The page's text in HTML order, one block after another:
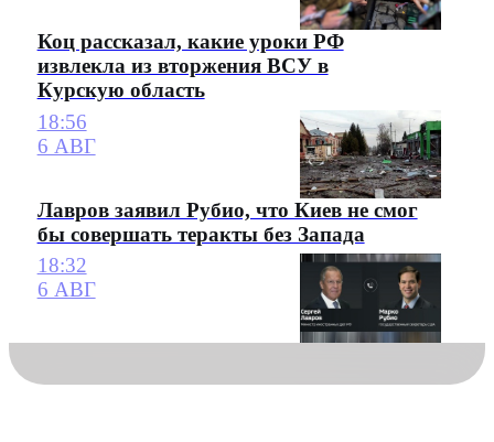
Коц рассказал, какие уроки РФ
извлекла из вторжения ВСУ в
Курскую область
18:56
6 АВГ
Лавров заявил Рубио, что Киев не смог
бы совершать теракты без Запада
18:32
6 АВГ